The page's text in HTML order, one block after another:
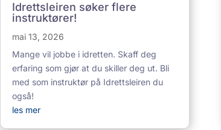
Idrettsleiren søker flere
instruktører!
mai 13, 2026
Mange vil jobbe i idretten. Skaff deg
erfaring som gjør at du skiller deg ut. Bli
med som instruktør på Idrettsleiren du
også!
les mer